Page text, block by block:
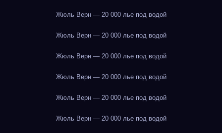
Жюль Верн — 20 000 лье под водой
Жюль Верн — 20 000 лье под водой
Жюль Верн — 20 000 лье под водой
Жюль Верн — 20 000 лье под водой
Жюль Верн — 20 000 лье под водой
Жюль Верн — 20 000 лье под водой